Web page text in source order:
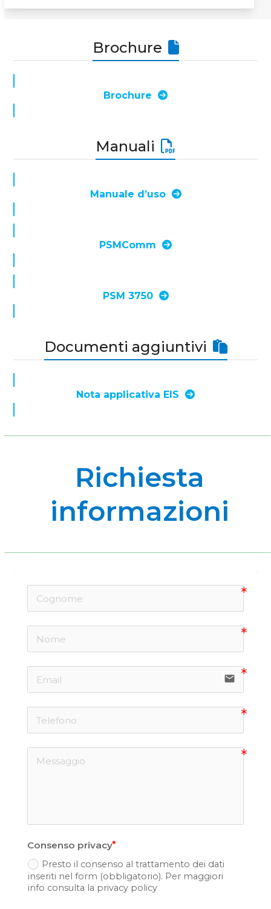
Brochure
Brochure
Manuali
Manuale d’uso
PSMComm
PSM 3750
Documenti aggiuntivi
Nota applicativa EIS
Richiesta
informazioni
email
Consenso privacy
Presto il consenso al trattamento dei dati
inseriti nel form (obbligatorio). Per maggiori
info consulta la privacy policy